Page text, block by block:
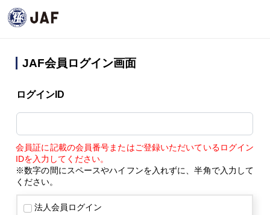
JAF会員ログイン画面
ログインID
会員証に記載の会員番号またはご登録いただいているログイン
IDを入力してください。
※数字の間にスペースやハイフンを入れずに、半角で入力して
ください。
法人会員ログイン